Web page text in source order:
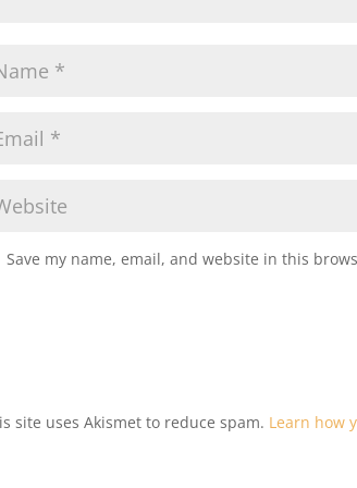
Save my name, email, and website in this
site uses Akismet to reduce spam. Learn how